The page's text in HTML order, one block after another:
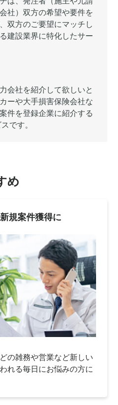
社）双方の希望や要件を
双方のご要望にマッチし
建設業界に特化したサー
会社を紹介して欲しいと
ーや大手損害保険会社な
件を登録企業に紹介する
です。
め
規案件獲得に
の雑務や営業など新しい
れる毎日にお悩みの方に